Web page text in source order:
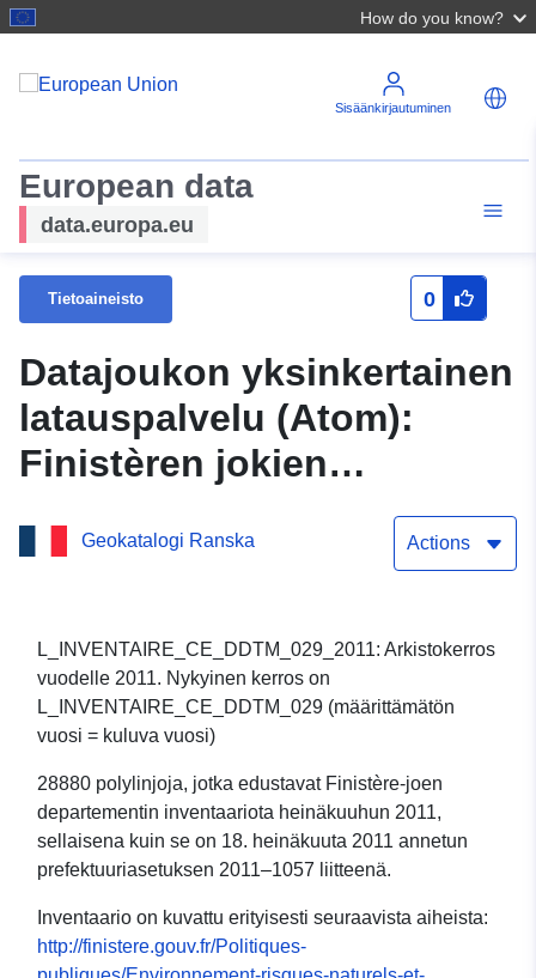
How do you know?
Sisäänkirjautuminen
European data
data.europa.eu
Tietoaineisto 0
Datajoukon yksinkertainen
latauspalvelu (Atom):
Finistèren jokien
departementti-inventaario
vuodelta 2011
Geokatalogi Ranska Actions
L_INVENTAIRE_CE_DDTM_029_2011: Arkistokerros
vuodelle 2011. Nykyinen kerros on
L_INVENTAIRE_CE_DDTM_029 (määrittämätön
vuosi = kuluva vuosi)
28880 polylinjoja, jotka edustavat Finistère-joen
departementin inventaariota heinäkuuhun 2011,
sellaisena kuin se on 18. heinäkuuta 2011 annetun
prefektuuriasetuksen 2011–1057 liitteenä.
Inventaario on kuvattu erityisesti seuraavista aiheista:
http://finistere.gouv.fr/Politiques-